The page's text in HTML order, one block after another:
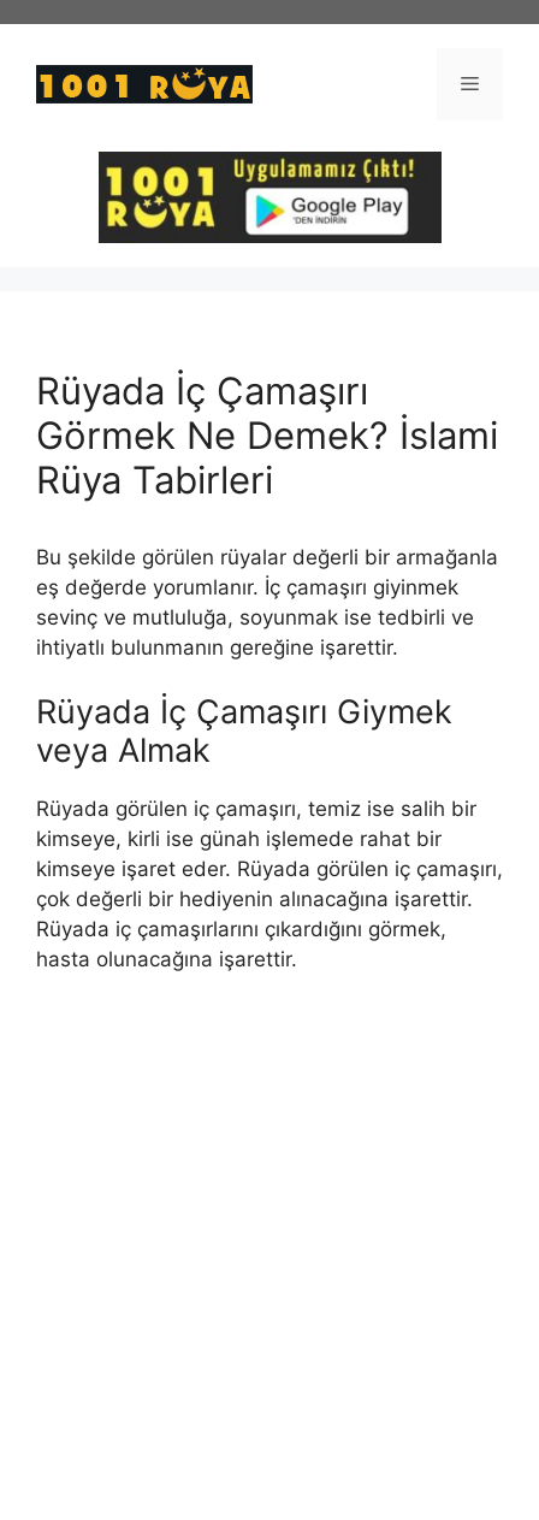
Menü
Rüyada İç Çamaşırı
Görmek Ne Demek? İslami
Rüya Tabirleri
Bu şekilde görülen rüyalar değerli bir armağanla
eş değerde yorumlanır. İç çamaşırı giyinmek
sevinç ve mutluluğa, soyunmak ise tedbirli ve
ihtiyatlı bulunmanın gereğine işarettir.
Rüyada İç Çamaşırı Giymek
veya Almak
Rüyada görülen iç çamaşırı, temiz ise salih bir
kimseye, kirli ise günah işlemede rahat bir
kimseye işaret eder. Rüyada görülen iç çamaşırı,
çok değerli bir hediyenin alınacağına işarettir.
Rüyada iç çamaşırlarını çıkardığını görmek,
hasta olunacağına işarettir.